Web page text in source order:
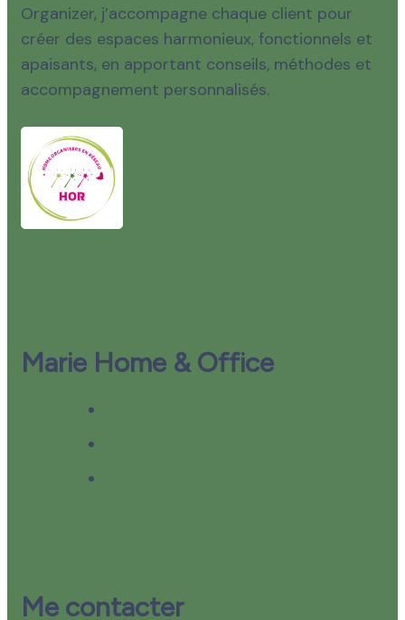
Organizer, j’accompagne chaque client pour
créer des espaces harmonieux, fonctionnels et
apaisants, en apportant conseils, méthodes et
accompagnement personnalisés.
Marie Home & Office
Me contacter